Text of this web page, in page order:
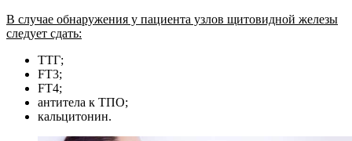
В случае обнаружения у пациента узлов щитовидной железы
следует сдать:
ТТГ;
FТ3;
FТ4;
антитела к ТПО;
кальцитонин.